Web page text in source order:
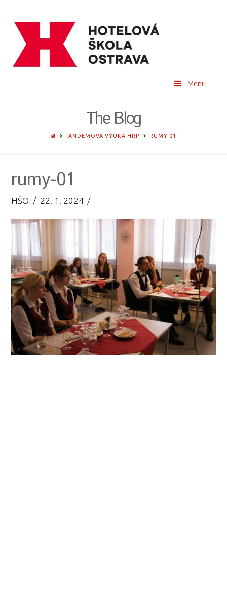
Menu
The Blog
HOMETANDEMOVÁ VÝUKA HRP RUMY-01
rumy-01
HŠO 22. 1. 2024